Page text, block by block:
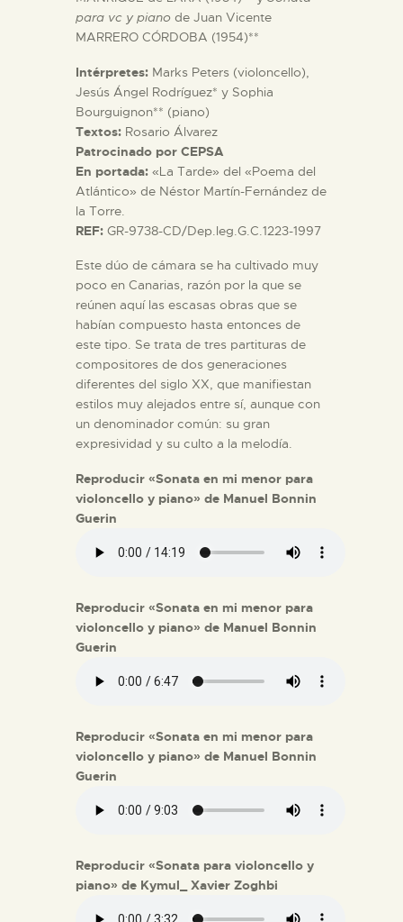
ESPAÑOL
para vc y piano de Juan Vicente
MARRERO CÓRDOBA (1954)**
Intérpretes: Marks Peters (violoncello),
Jesús Ángel Rodríguez* y Sophia
Bourguignon** (piano)
Textos: Rosario Álvarez
Patrocinado por CEPSA
En portada: «La Tarde» del «Poema del
Atlántico» de Néstor Martín-Fernández de
la Torre.
REF: GR-9738-CD/Dep.leg.G.C.1223-1997
Este dúo de cámara se ha cultivado muy
poco en Canarias, razón por la que se
reúnen aquí las escasas obras que se
habían compuesto hasta entonces de
este tipo. Se trata de tres partituras de
compositores de dos generaciones
diferentes del siglo XX, que manifiestan
estilos muy alejados entre sí, aunque con
un denominador común: su gran
expresividad y su culto a la melodía.
Reproducir «Sonata en mi menor para
violoncello y piano» de Manuel Bonnin
Guerin
Reproducir «Sonata en mi menor para
violoncello y piano» de Manuel Bonnin
Guerin
Reproducir «Sonata en mi menor para
violoncello y piano» de Manuel Bonnin
Guerin
Reproducir «Sonata para violoncello y
piano» de Kymul_ Xavier Zoghbi